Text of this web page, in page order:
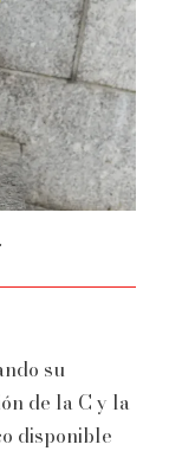
su
de la C y la
disponible